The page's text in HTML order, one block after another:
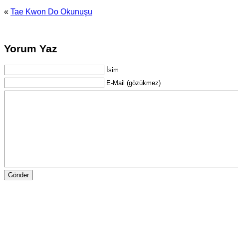
« Tae Kwon Do Okunuşu
Yorum Yaz
İsim
E-Mail (gözükmez)